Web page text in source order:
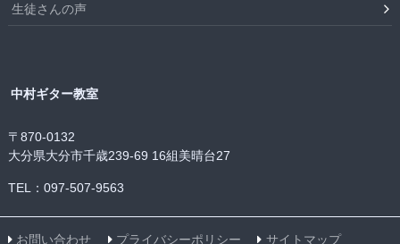
生徒さんの声
中村ギター教室
〒870-0132
大分県大分市千歳239-69 16組美晴台27
TEL：097-507-9563
お問い合わせ プライバシーポリシー サイトマップ